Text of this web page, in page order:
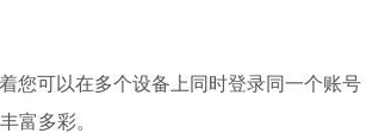
您可以在多个设备上同时登录同一个账
富多彩。